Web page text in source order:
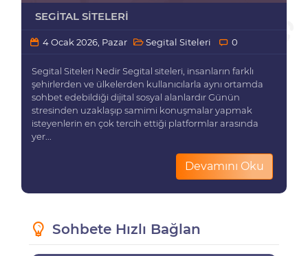
SEGITAL SITELERI
4 Ocak 2026, Pazar Segital Siteleri 0
Segital Siteleri Nedir Segital siteleri, insanların farklı
şehirlerden ve ülkelerden kullanıcılarla aynı ortamda
sohbet edebildiği dijital sosyal alanlardır Günün
stresinden uzaklaşıp samimi konuşmalar yapmak
isteyenlerin en çok tercih ettiği platformlar arasında
yer...
Devamını Oku
Sohbete Hızlı Bağlan